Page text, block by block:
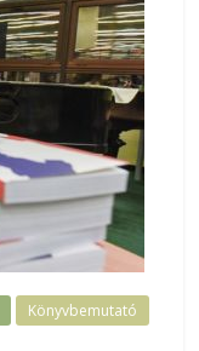
Könyvbemutató